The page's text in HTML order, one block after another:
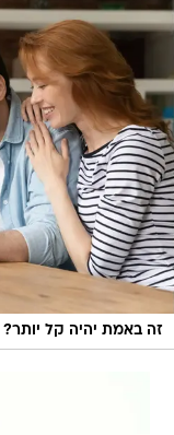
זה באמת יהיה קל יותר?